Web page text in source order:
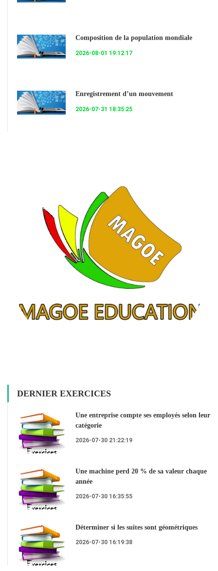
Composition de la population mondiale
2026-08-01 19:12:17
Enregistrement d’un mouvement
2026-07-31 18:35:25
DERNIER EXERCICES
Une entreprise compte ses employés selon leur
catégorie
2026-07-30 21:22:19
Une machine perd 20 % de sa valeur chaque
année
2026-07-30 16:35:55
Déterminer si les suites sont géométriques
2026-07-30 16:19:38